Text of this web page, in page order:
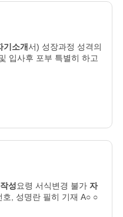
기소개서) 성장과정 성격의
입사후 포부 특별히 하고
작성요령 서식변경 불가 자
, 성명란 필히 기재 A○ ○